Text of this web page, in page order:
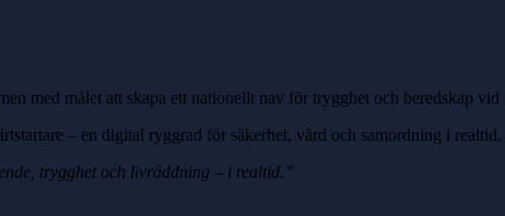
med målet att skapa ett nationellt nav för trygghet och beredskap vid
– en digital ryggrad för säkerhet, vård och samordning i realtid.
trygghet och livräddning – i realtid.”